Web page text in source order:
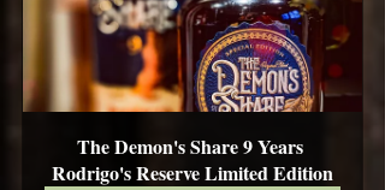
The Demon's Share 9 Years
Rodrigo's Reserve Limited Edition